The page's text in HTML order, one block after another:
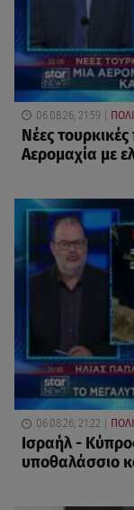
06.08.26, 21:59
Νέες
Αερομαχία με
06.08.26, 21:22
Ισραήλ -
υποθαλάσσιο